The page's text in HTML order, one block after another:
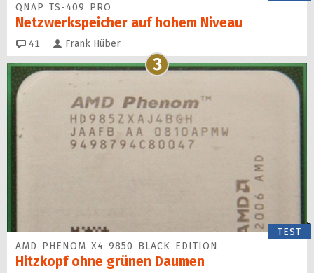
QNAP TS-409 PRO
Netzwerkspeicher auf hohem Niveau
41 Kommentare
Frank Hüber
3
TEST
AMD PHENOM X4 9850 BLACK EDITION
Hitzkopf ohne grünen Daumen